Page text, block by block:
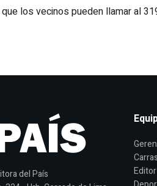
los vecinos pueden llamar al
del País